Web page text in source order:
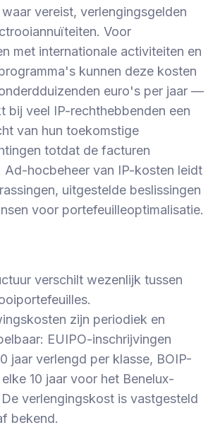
vereist, verlengingsgelden
Voor
met internationale activiteiten en
kunnen deze kosten
euro's per jaar —
bij veel IP-rechthebbenden een
van hun toekomstige
totdat de facturen
Ad-hocbeheer van IP-kosten leidt
uitgestelde beslissingen
voor portefeuilleoptimalisatie.
verschilt wezenlijk tussen
zijn periodiek en
EUIPO-inschrijvingen
jaar verlengd per klasse, BOIP-
10 jaar voor het Benelux-
verlengingskost is vastgesteld
bekend.